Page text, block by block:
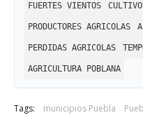
FUERTES VIENTOS
PRODUCTORES AGRICOLAS
PERDIDAS AGRICOLAS
AGRICULTURA POBLANA
Tags: municipios Puebla